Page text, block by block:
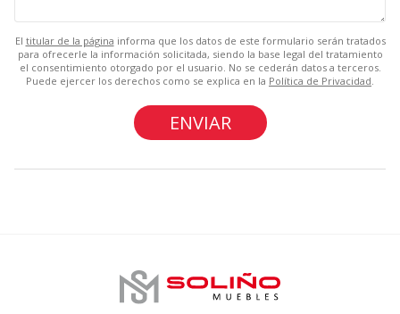
El titular de la página informa que los datos de este formulario serán tratados
para ofrecerle la información solicitada, siendo la base legal del tratamiento
el consentimiento otorgado por el usuario. No se cederán datos a terceros.
Puede ejercer los derechos como se explica en la Política de Privacidad.